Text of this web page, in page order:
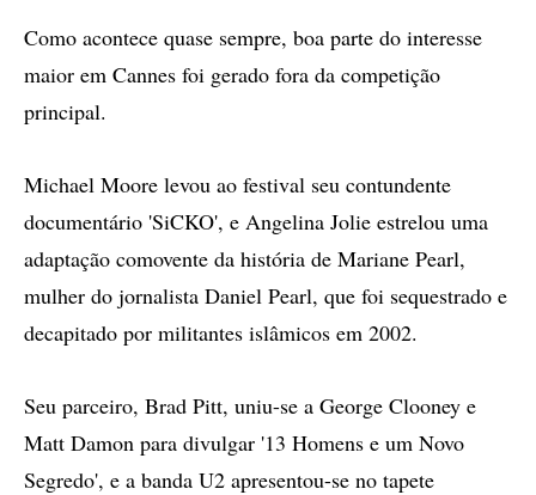
Como acontece quase sempre, boa parte do interesse
maior em Cannes foi gerado fora da competição
principal.
Michael Moore levou ao festival seu contundente
documentário 'SiCKO', e Angelina Jolie estrelou uma
adaptação comovente da história de Mariane Pearl,
mulher do jornalista Daniel Pearl, que foi sequestrado e
decapitado por militantes islâmicos em 2002.
Seu parceiro, Brad Pitt, uniu-se a George Clooney e
Matt Damon para divulgar '13 Homens e um Novo
Segredo', e a banda U2 apresentou-se no tapete